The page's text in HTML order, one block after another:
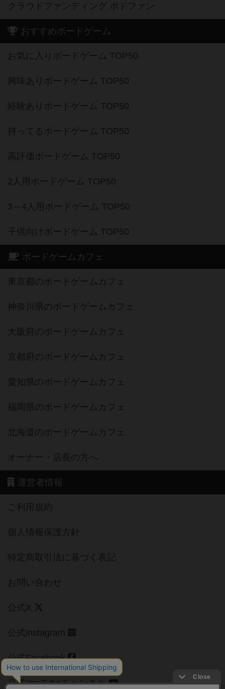
クラウドファンディング ボドファン
おすすめボードゲーム
お気に入りボードゲーム TOP50
興味ありボードゲーム TOP50
経験ありボードゲーム TOP50
持ってるボードゲーム TOP50
高評価ボードゲーム TOP50
2人用ボードゲーム TOP50
3～4人用ボードゲーム TOP50
子供向けボードゲーム TOP50
ボードゲームカフェ
東京都のボードゲームカフェ
神奈川県のボードゲームカフェ
大阪府のボードゲームカフェ
京都府のボードゲームカフェ
愛知県のボードゲームカフェ
福岡県のボードゲームカフェ
北海道のボードゲームカフェ
オーナー・店長の方へ
運営者情報
ご利用規約
個人情報保護方針
特定商取引法に基づく表記
お問い合わせ
公式X
公式instagram
公式Facebook
公式YouTubeチャンネル